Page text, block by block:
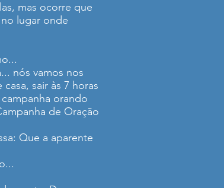
mas ocorre que
lugar onde
nós vamos nos
sair às 7 horas
orando
de Oração
Que a aparente